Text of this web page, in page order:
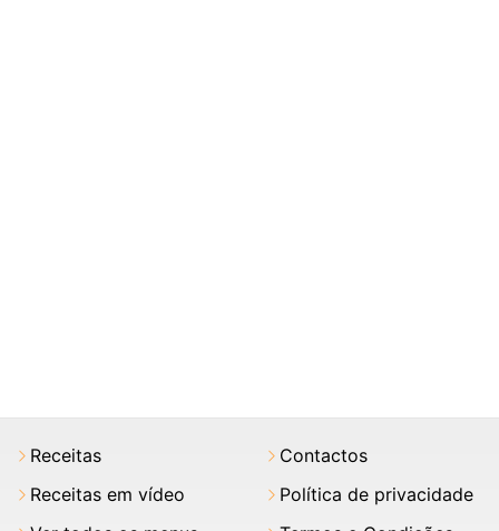
Receitas
Receitas em vídeo
Contactos
Política de privacidade